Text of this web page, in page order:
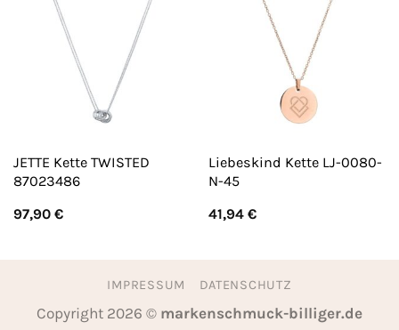
JETTE Kette TWISTED
87023486
97,90 €
Liebeskind Kette LJ-0080-
N-45
41,94 €
IMPRESSUM DATENSCHUTZ
Copyright 2026 © markenschmuck-billiger.de